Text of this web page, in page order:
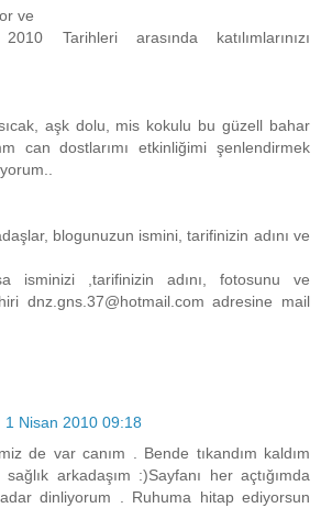
ve
Tarihleri arasında katılımlarınızı
aşk dolu, mis kokulu bu güzell bahar
can dostlarımı etkinliğimi şenlendirmek
blogunuzun ismini, tarifinizin adını ve
isminizi ,tarifinizin adını, fotosunu ve
dnz.gns.37@hotmail.com adresine mail
1 Nisan 2010 09:18
de var canım . Bende tıkandım kaldım
arkadaşım :)Sayfanı her açtığımda
dinliyorum . Ruhuma hitap ediyorsun